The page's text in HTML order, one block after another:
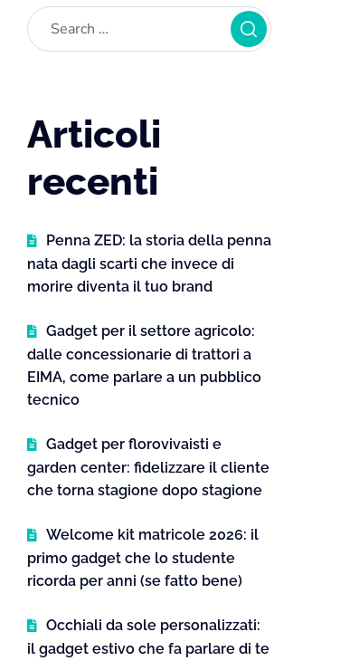
Articoli
recenti
Penna ZED: la storia della penna
nata dagli scarti che invece di
morire diventa il tuo brand
Gadget per il settore agricolo:
dalle concessionarie di trattori a
EIMA, come parlare a un pubblico
tecnico
Gadget per florovivaisti e
garden center: fidelizzare il cliente
che torna stagione dopo stagione
Welcome kit matricole 2026: il
primo gadget che lo studente
ricorda per anni (se fatto bene)
Occhiali da sole personalizzati:
il gadget estivo che fa parlare di te